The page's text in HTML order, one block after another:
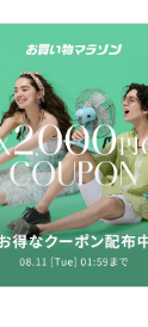
・ルームウェア
ッグウェア
ョン雑貨
リー・腕時計